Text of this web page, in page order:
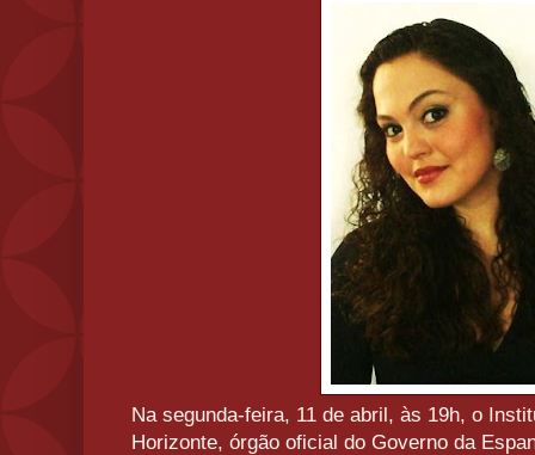
Na segunda-feira, 11 de abril, às 19h, o
Horizonte, órgão oficial do Governo da